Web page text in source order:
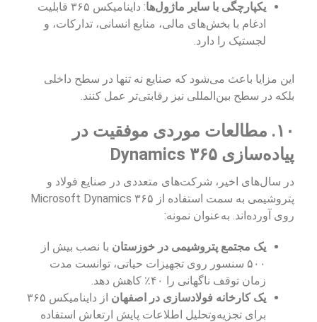
یکپارچگی با سایر ماژول‌ها
: داینامیکس ۳۶۵ قابلیت
ادغام با بخش‌های مالی، منابع انسانی، تدارکات، و
لجستیک را دارد.
این مزایا باعث می‌شود که صنایع نه تنها در سطح داخلی
بلکه در سطح بین‌المللی نیز رقابتی‌تر عمل کنند.
۱۰. مطالعات موردی موفقیت در
پیاده‌سازی Dynamics ۳۶۵
در سال‌های اخیر، شرکت‌های متعددی در صنایع فولاد و
پتروشیمی به سمت استفاده از Microsoft Dynamics ۳۶۵
روی آورده‌اند. به‌عنوان نمونه:
یک مجتمع پتروشیمی در خوزستان با نصب بیش از
۵۰۰ سنسور روی تجهیزات حیاتی، توانست مدت
زمان توقف ناگهانی را ۴۰٪ کاهش دهد.
یک کارخانه فولادسازی در اصفهان
از داینامیکس ۳۶۵
برای تجزیه‌وتحلیل اطلاعات پایش ارتعاش استفاده